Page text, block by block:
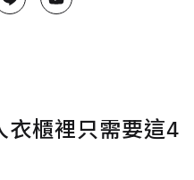
衣櫃裡只需要這4